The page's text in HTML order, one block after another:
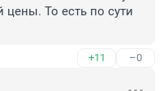
цены. То есть по сути
+11 –0